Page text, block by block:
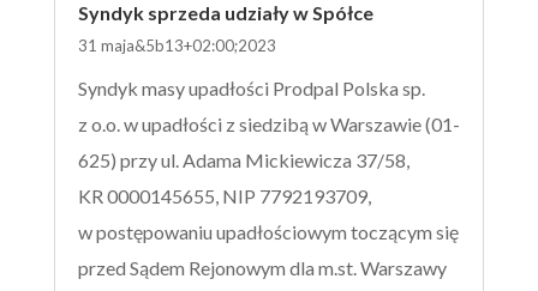
Syndyk sprzeda udziały w Spółce
31 maja&5b13+02:00;2023
Syndyk masy upadłości Prodpal Polska sp.
z o.o. w upadłości z siedzibą w Warszawie (01-
625) przy ul. Adama Mickiewicza 37/58,
KR 0000145655, NIP 7792193709,
w postępowaniu upadłościowym toczącym się
przed Sądem Rejonowym dla m.st. Warszawy